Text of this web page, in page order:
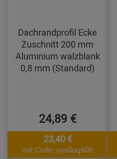
Dachrandprofil Ecke
Zuschnitt 200 mm
Aluminium walzblank
0,8 mm (Standard)
24,89 €
23,40 €
mit Code: yos0uq60fr